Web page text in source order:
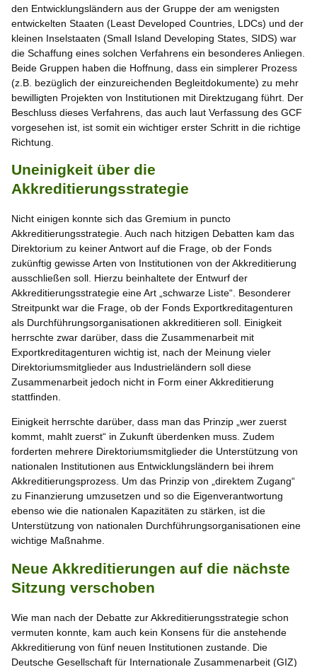
den Entwicklungsländern aus der Gruppe der am wenigsten
entwickelten Staaten (Least Developed Countries, LDCs) und der
kleinen Inselstaaten (Small Island Developing States, SIDS) war
die Schaffung eines solchen Verfahrens ein besonderes Anliegen.
Beide Gruppen haben die Hoffnung, dass ein simplerer Prozess
(z.B. bezüglich der einzureichenden Begleitdokumente) zu mehr
bewilligten Projekten von Institutionen mit Direktzugang führt. Der
Beschluss dieses Verfahrens, das auch laut Verfassung des GCF
vorgesehen ist, ist somit ein wichtiger erster Schritt in die richtige
Richtung.
Uneinigkeit über die
Akkreditierungsstrategie
Nicht einigen konnte sich das Gremium in puncto
Akkreditierungsstrategie. Auch nach hitzigen Debatten kam das
Direktorium zu keiner Antwort auf die Frage, ob der Fonds
zukünftig gewisse Arten von Institutionen von der Akkreditierung
ausschließen soll. Hierzu beinhaltete der Entwurf der
Akkreditierungsstrategie eine Art „schwarze Liste“. Besonderer
Streitpunkt war die Frage, ob der Fonds Exportkreditagenturen
als Durchführungsorganisationen akkreditieren soll. Einigkeit
herrschte zwar darüber, dass die Zusammenarbeit mit
Exportkreditagenturen wichtig ist, nach der Meinung vieler
Direktoriumsmitglieder aus Industrieländern soll diese
Zusammenarbeit jedoch nicht in Form einer Akkreditierung
stattfinden.
Einigkeit herrschte darüber, dass man das Prinzip „wer zuerst
kommt, mahlt zuerst“ in Zukunft überdenken muss. Zudem
forderten mehrere Direktoriumsmitglieder die Unterstützung von
nationalen Institutionen aus Entwicklungsländern bei ihrem
Akkreditierungsprozess. Um das Prinzip von „direktem Zugang“
zu Finanzierung umzusetzen und so die Eigenverantwortung
ebenso wie die nationalen Kapazitäten zu stärken, ist die
Unterstützung von nationalen Durchführungsorganisationen eine
wichtige Maßnahme.
Neue Akkreditierungen auf die nächste
Sitzung verschoben
Wie man nach der Debatte zur Akkreditierungsstrategie schon
vermuten konnte, kam auch kein Konsens für die anstehende
Akkreditierung von fünf neuen Institutionen zustande. Die
Deutsche Gesellschaft für Internationale Zusammenarbeit (GIZ)